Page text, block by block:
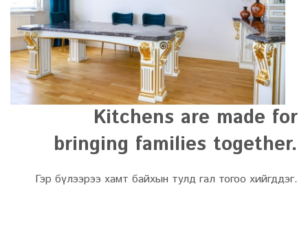
Kitchens are made for
bringing families together.
Гэр бүлээрээ хамт байхын тулд гал тогоо хийгддэг.